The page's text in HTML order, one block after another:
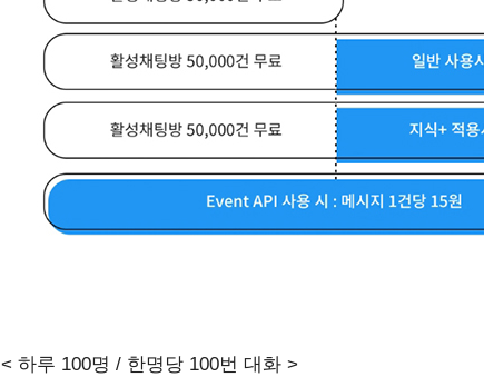
< 하루 100명 / 한명당 100번 대화 >